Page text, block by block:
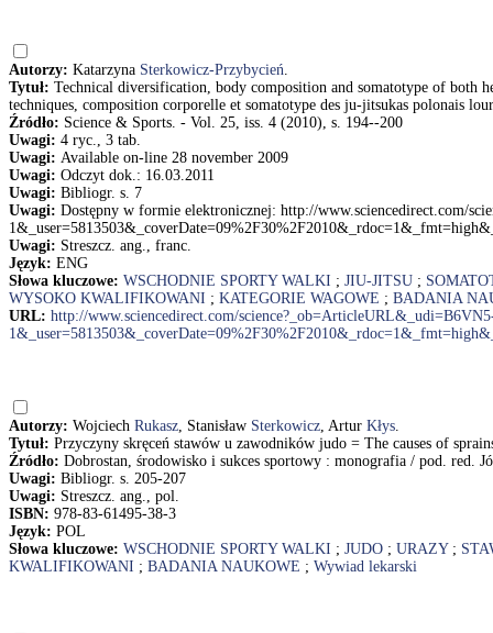
Autorzy: Katarzyna Sterkowicz-Przybycień.
Tytuł: Technical diversification, body composition and somatotype of
techniques, composition corporelle et somatotype des ju-jitsukas polonais
Źródło: Science & Sports. - Vol. 25, iss. 4 (2010), s. 194--200
Uwagi: 4 ryc., 3 tab.
Uwagi: Available on-line 28 november 2009
Uwagi: Odczyt dok.: 16.03.2011
Uwagi: Bibliogr. s. 7
Uwagi: Dostępny w formie elektronicznej: http://www.sciencedirect.com/
Uwagi: Streszcz. ang., franc.
Język: ENG
Słowa kluczowe: WSCHODNIE SPORTY WALKI ; JIU-JITSU ;
WYSOKO KWALIFIKOWANI ; KATEGORIE WAGOWE ; BADANIA
URL: http://www.sciencedirect.com/
Autorzy: Wojciech Rukasz, Stanisław Sterkowicz, Artur Kłys.
Tytuł: Przyczyny skręceń stawów u zawodników judo = The causes of
Źródło: Dobrostan, środowisko i sukces sportowy : monografia / pod. red.
Uwagi: Bibliogr. s. 205-207
Uwagi: Streszcz. ang., pol.
ISBN: 978-83-61495-38-3
Język: POL
Słowa kluczowe: WSCHODNIE SPORTY WALKI ; JUDO ; URAZY;
KWALIFIKOWANI ; BADANIA NAUKOWE ; Wywiad lekarski